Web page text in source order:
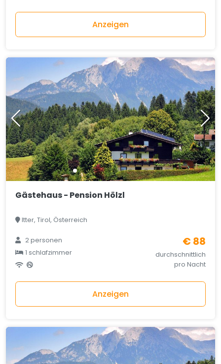
Anzeigen
Gästehaus - Pension Hölzl
Itter, Tirol, Österreich
2 personen
1 schlafzimmer
€ 88
durchschnittlich
pro Nacht
Anzeigen